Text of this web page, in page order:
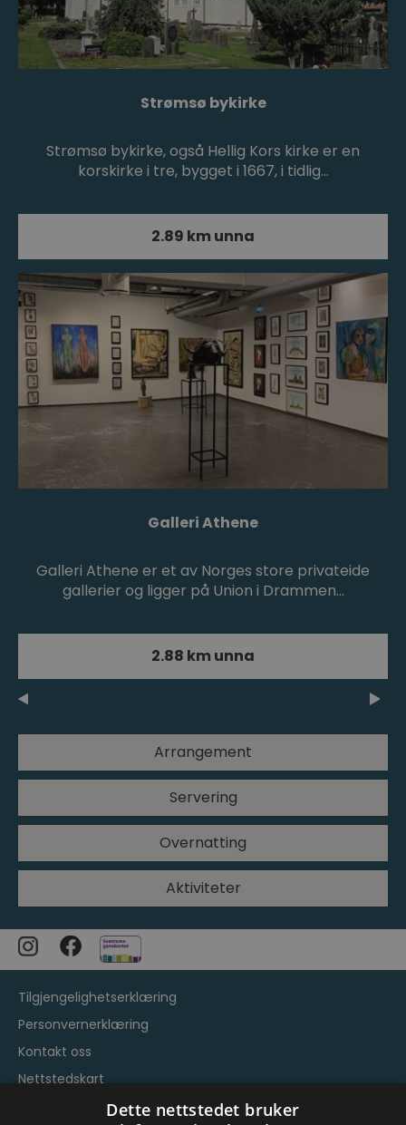
Strømsø bykirke
Strømsø bykirke, også Hellig Kors kirke er en
korskirke i tre, bygget i 1667, i tidlig…
2.89 km unna
Galleri Athene
Galleri Athene er et av Norges store privateide
gallerier og ligger på Union i Drammen…
2.88 km unna
Arrangement
Servering
Overnatting
Aktiviteter
Tilgjengelighetserklæring
Personvernerklæring
Kontakt oss
Nettstedskart
Vilkår og betingelserDette nettstedet bruker